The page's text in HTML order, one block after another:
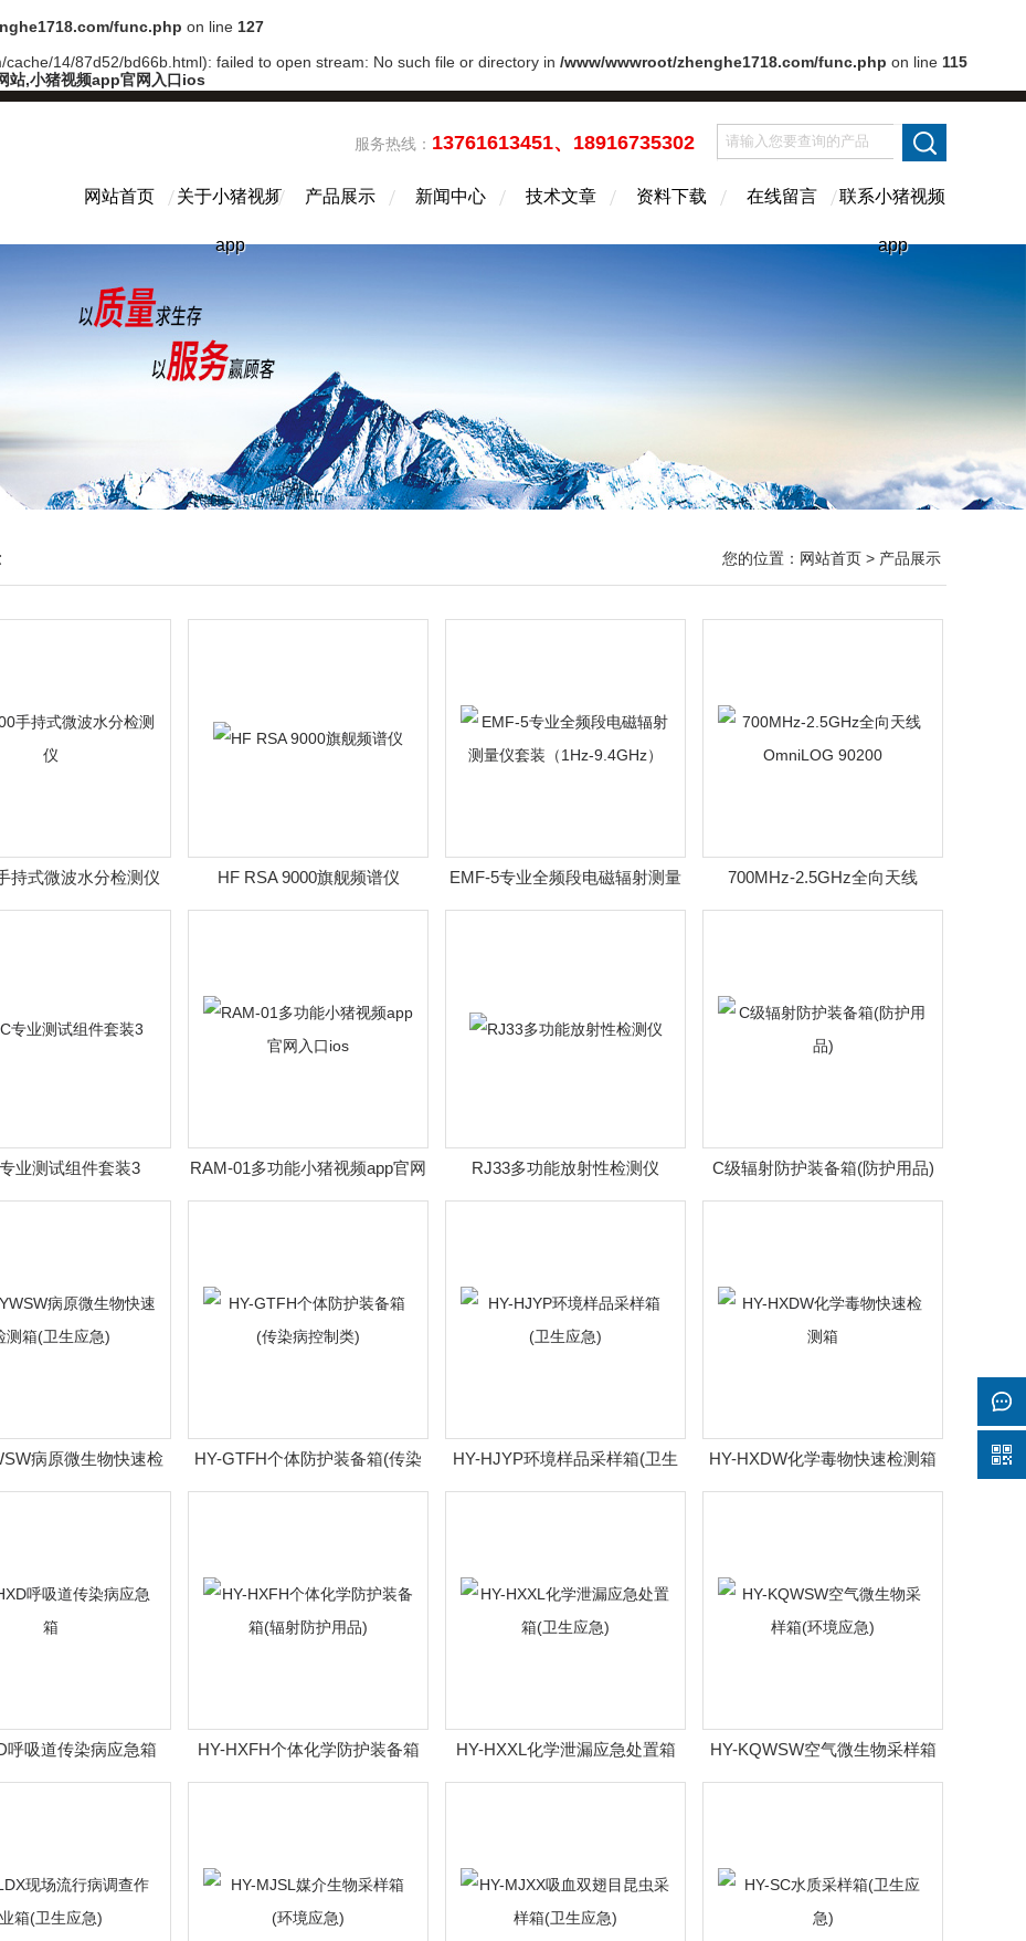
func.php on line 127
14/87d52/bd66b.html): failed to open stream: No such file or directory in /www/wwwroot/zhenghe1718.com/func.php on line 115
站,小猪视频app官网入口ios
服务热线： 13761613451、18916735302
网站首页 关于小猪视频
app
产品展示 新闻中心 技术文章 资料下载 在线留言 联系小猪视频
app
您的位置： 网站首页 > 产品展示
持式微波水分检测仪 HF RSA 9000旗舰频谱仪
EMF-5专业全频段电磁辐射测量
仪套装（1Hz-9.4GHz）
700MHz-2.5GHz全向天线
OmniLOG 90200
业测试组件套装3
RAM-01多功能小猪视频app官网
入口ios
RJ33多功能放射性检测仪 C级辐射防护装备箱(防护用品)
病原微生物快速检
箱(卫生应急)
HY-GTFH个体防护装备箱(传染
病控制类)
HY-HJYP环境样品采样箱(卫生
应急)
HY-HXDW化学毒物快速检测箱
呼吸道传染病应急箱
HY-HXFH个体化学防护装备箱
(辐射防护用品)
HY-HXXL化学泄漏应急处置箱
(卫生应急)
HY-KQWSW空气微生物采样箱
(环境应急)